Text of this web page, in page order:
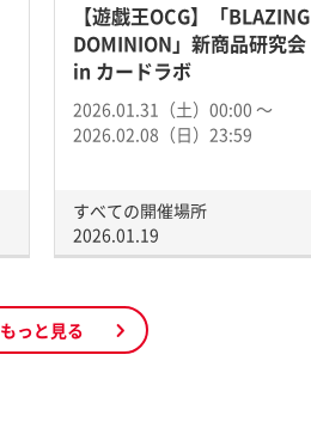
【遊戯王OCG】「BLAZING
DOMINION」新商品研究会
in カードラボ
2026.01.31（土）00:00 〜
2026.02.08（日）23:59
すべての開催場所
2026.01.19
もっと見る